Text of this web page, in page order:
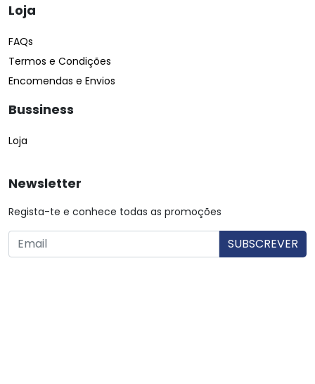
Loja
FAQs
Termos e Condições
Encomendas e Envios
Bussiness
Loja
Newsletter
Regista-te e conhece todas as promoções